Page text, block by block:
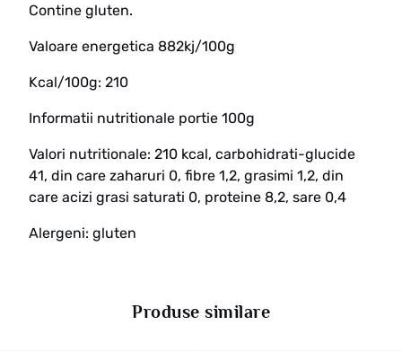
Contine gluten.
Valoare energetica 882kj/100g
Kcal/100g: 210
Informatii nutritionale portie 100g
Valori nutritionale: 210 kcal, carbohidrati-glucide
41, din care zaharuri 0, fibre 1,2, grasimi 1,2, din
care acizi grasi saturati 0, proteine 8,2, sare 0,4
Alergeni: gluten
Produse similare